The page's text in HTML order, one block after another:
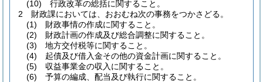
(10)
行政改革の総括に関すること。
2
財政課においては、おおむね次の事務をつかさどる。
(1)
財政事情の作成に関すること。
(2)
財政計画の作成及び総合調整に関すること。
(3)
地方交付税等に関すること。
(4)
起債及び借入金その他の資金計画に関すること。
(5)
収益事業金の収入に関すること。
(6)
予算の編成、配当及び執行に関すること。